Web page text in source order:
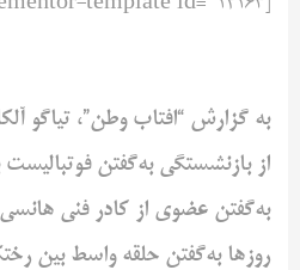
به گزارش “افتاب وطن”، تیاگو
از بازنشستگی ‌به‌گفتن
به‌گفتن عضوی از کادر فنی
روزها به‌گفتن حلقه واسط بین